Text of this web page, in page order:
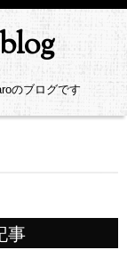
のブログです
事